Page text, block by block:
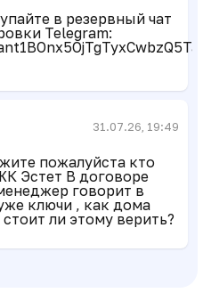
31.07.26, 19:49
пожалуйста кто
Эстет В договоре
говорит в
ключи , как дома
ли этому верить?
в резервный чат
Telegram: